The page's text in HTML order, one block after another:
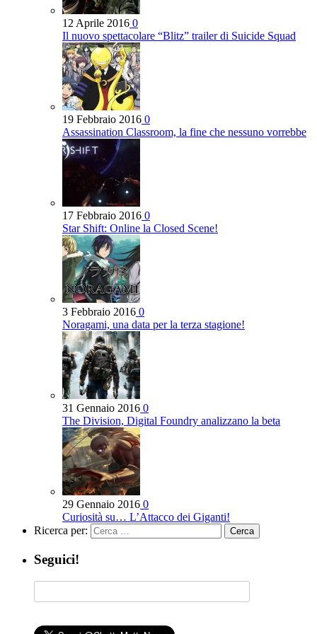
12 Aprile 2016 0
Il nuovo spettacolare “Blitz” trailer di Suicide Squad
19 Febbraio 2016 0
Assassination Classroom, la fine che nessuno vorrebbe
17 Febbraio 2016 0
Star Shift: Online la Closed Scene!
3 Febbraio 2016 0
Noragami, una data per la terza stagione!
31 Gennaio 2016 0
The Division, Digital Foundry analizzano la beta
29 Gennaio 2016 0
Curiosità su… L’Attacco dei Giganti!
Ricerca per:
Seguici!